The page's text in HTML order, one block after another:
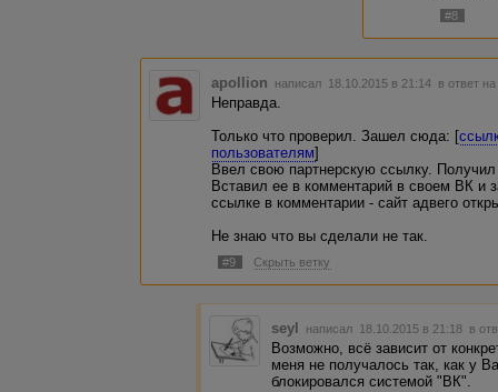
#8
apollion написал 18.10.2015 в 21:14 в ответ
Неправда.
Только что проверил. Зашел сюда: [
пользователям]
Ввел свою партнерскую ссылку.
Вставил ее в комментарий в своем ВК и
ссылке в комментарии - сайт адвего
Не знаю что вы сделали не так.
#9 Скрыть ветку
seyl написал 18.10.2015 в 21:18 в
Возможно, всё зависит от
меня не получалось так, как у
блокировался системой "ВК".